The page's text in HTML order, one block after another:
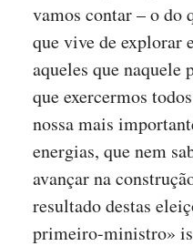
vamos contar – o do
que vive de explorar
aqueles que naquele
que exercermos
nossa mais
energias, que nem
avançar na
resultado destas
primeiro-ministro»